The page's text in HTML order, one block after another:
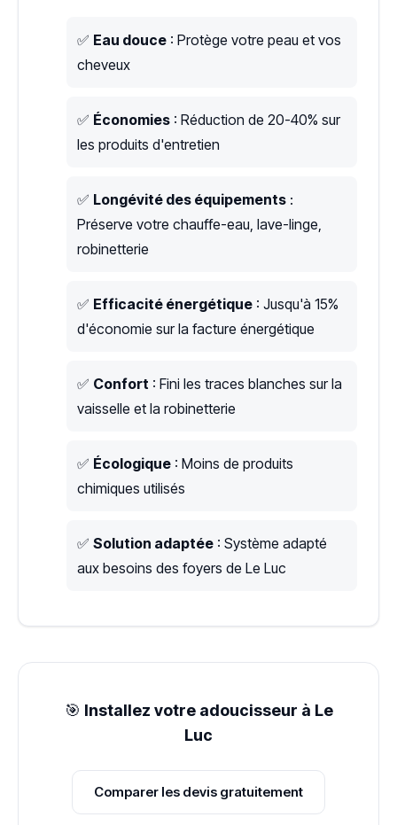
✅ Eau douce : Protège votre peau et vos
cheveux
✅ Économies : Réduction de 20-40% sur
les produits d'entretien
✅ Longévité des équipements :
Préserve votre chauffe-eau, lave-linge,
robinetterie
✅ Efficacité énergétique : Jusqu'à 15%
d'économie sur la facture énergétique
✅ Confort : Fini les traces blanches sur la
vaisselle et la robinetterie
✅ Écologique : Moins de produits
chimiques utilisés
✅ Solution adaptée : Système adapté
aux besoins des foyers de Le Luc
🎯 Installez votre adoucisseur à Le
Luc
Comparer les devis gratuitement